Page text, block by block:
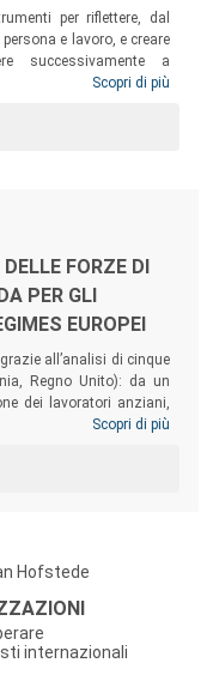
per riflettere, dal
persona e lavoro, e creare
successivamente a
Partendo da Taylor per
cambiamenti nei modelli
delle attività, ma
Scopri di più
FORZE DI
PER GLI
EUROPEI
all’analisi di cinque
Regno Unito): da un
dei lavoratori anziani,
tra politiche attive del
i sistemi di welfare
Scopri di più
Hofstede
internazionali